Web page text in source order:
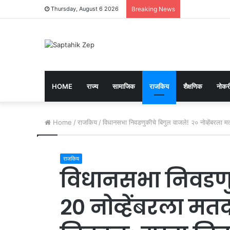
Thursday, August 6 2026 Breaking News
HOME राज्य सामाजिक राजकिय शैक्षणिक
Home / राजकिय / विधानसभा निवडणुकीचे बिगुल वाजले! २०
राजकिय
विधानसभा
२० नोव्हेंबरला